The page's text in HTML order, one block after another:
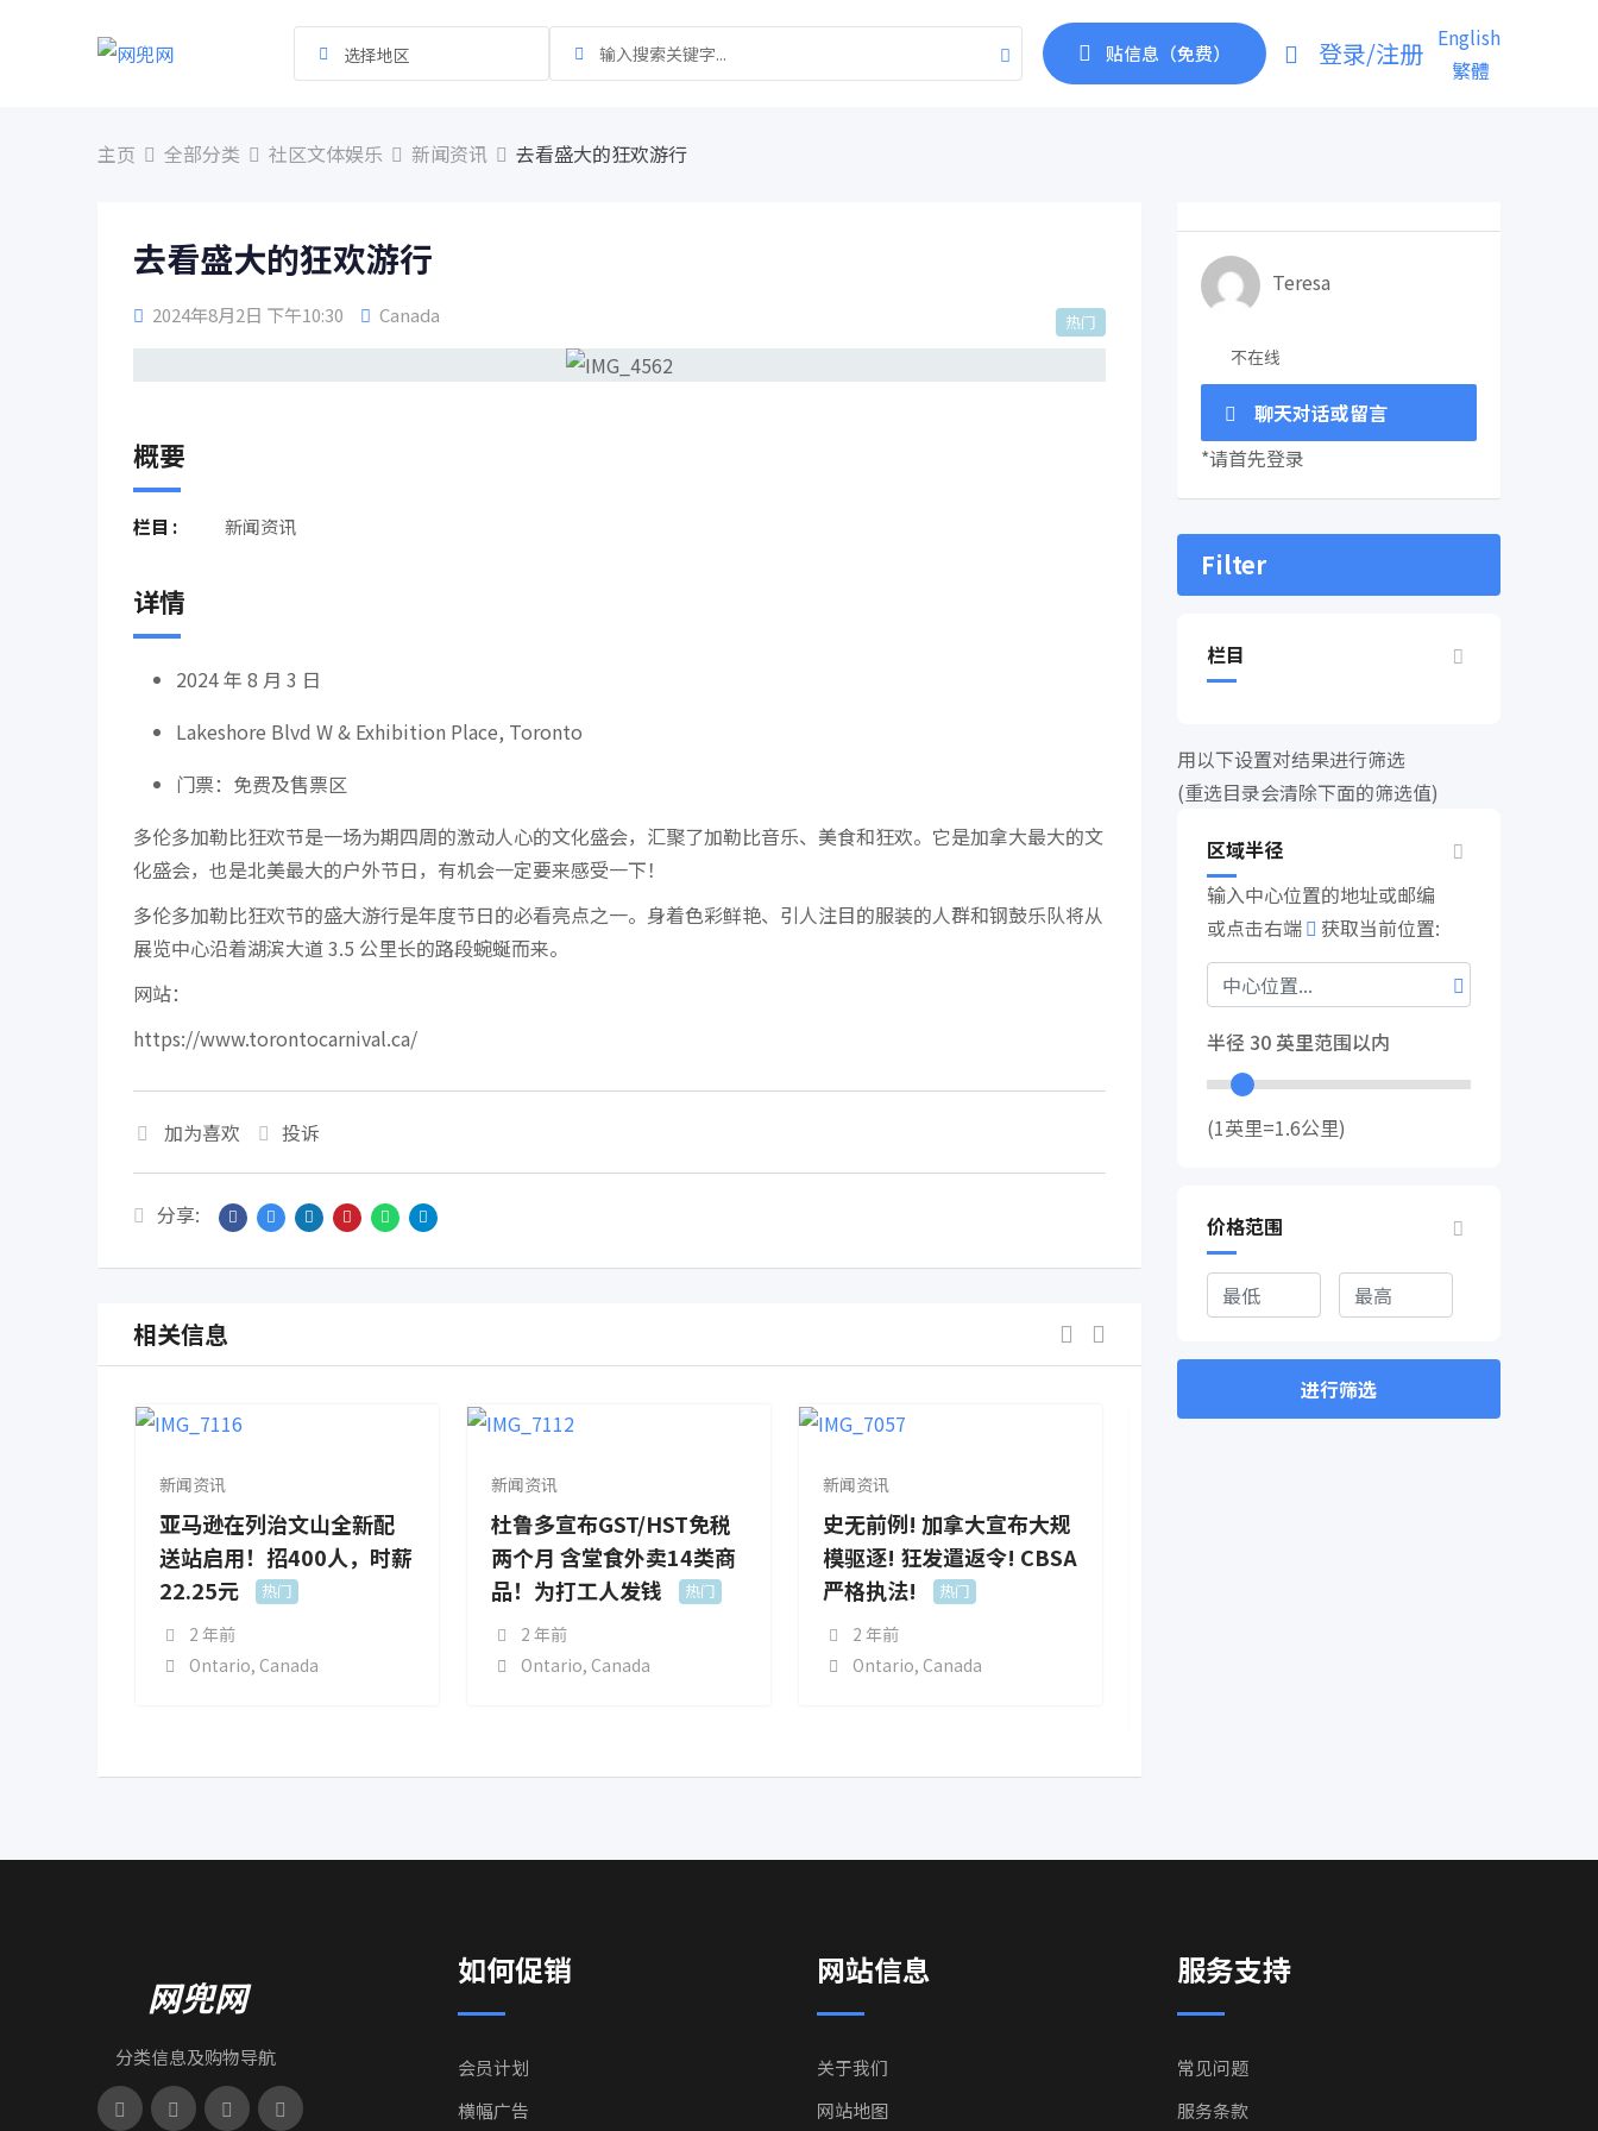
选择地区 贴信息（免费） 登录/注册 English
繁體
主页 全部分类 社区文体娱乐 新闻资讯 去看盛大的狂欢游行
去看盛大的狂欢游行
2024年8月2日 下午10:30 Canada 热门
概要
栏目 : 新闻资讯
详情
2024 年 8 月 3 日
Lakeshore Blvd W & Exhibition Place, Toronto
门票：免费及售票区
多伦多加勒比狂欢节是一场为期四周的激动人心的文化盛会，汇聚了加勒比音乐、美食和狂欢。它是加拿大最大的文
化盛会，也是北美最大的户外节日，有机会一定要来感受一下！
多伦多加勒比狂欢节的盛大游行是年度节日的必看亮点之一。身着色彩鲜艳、引人注目的服装的人群和钢鼓乐队将从
展览中心沿着湖滨大道 3.5 公里长的路段蜿蜒而来。
网站：
https://www.torontocarnival.ca/
加为喜欢 投诉
分享:
相关信息
新闻资讯
亚马逊在列治文山全新配
送站启用！招400人，时薪
22.25元
热门
2 年前
Ontario, Canada
新闻资讯
杜鲁多宣布GST/HST免税
两个月 含堂食外卖14类商
品！为打工人发钱
热门
2 年前
Ontario, Canada
新闻资讯
史无前例! 加拿大宣布大规
模驱逐! 狂发遣返令! CBSA
严格执法!
热门
2 年前
Ontario, Canada
Teresa
不在线
聊天对话或留言
*请首先登录
Filter
栏目
用以下设置对结果进行筛选
(重选目录会清除下面的筛选值)
区域半径
输入中心位置的地址或邮编
或点击右端
获取当前位置:
半径 30英里范围以内
(1英里=1.6公里)
价格范围
进行筛选
网兜网
分类信息及购物导航
如何促销
会员计划
横幅广告
网站信息
关于我们
网站地图
服务支持
常见问题
服务条款